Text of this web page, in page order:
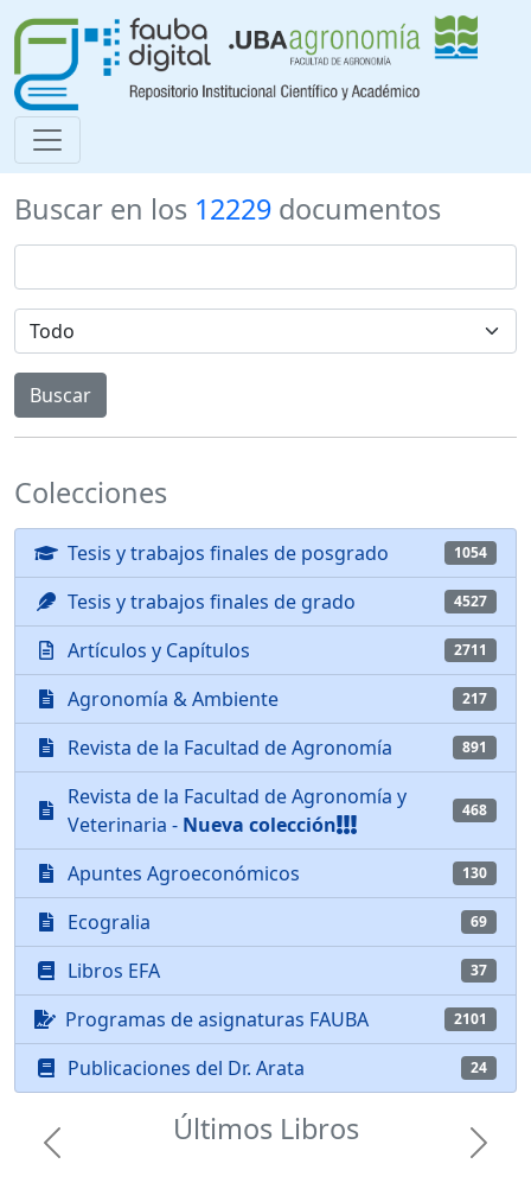
Buscar en los 12229 documentos
Colecciones
Tesis y trabajos finales de posgrado 1054
Tesis y trabajos finales de grado 4527
Artículos y Capítulos 2711
Agronomía & Ambiente 217
Revista de la Facultad de Agronomía 891
Revista de la Facultad de Agronomía y
Veterinaria - Nueva colección
468
Apuntes Agroeconómicos 130
Ecogralia 69
Libros EFA 37
Programas de asignaturas FAUBA 2101
Publicaciones del Dr. Arata 24
Últimos Libros
Previous Next